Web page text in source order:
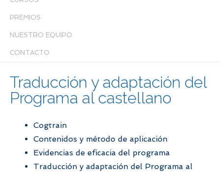
PREMIOS
NUESTRO EQUIPO
CONTACTO
Traducción y adaptación del
Programa al castellano
Cogtrain
Contenidos y método de aplicación
Evidencias de eficacia del programa
Traducción y adaptación del Programa al